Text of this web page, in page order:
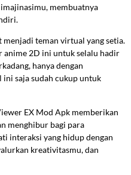
membuatnya
teman virtual yang setia.
anime 2D ini untuk selalu hadir
hanya dengan
saja sudah cukup untuk
EX Mod Apk memberikan
menghibur bagi para
interaksi yang hidup dengan
kreativitasmu, dan